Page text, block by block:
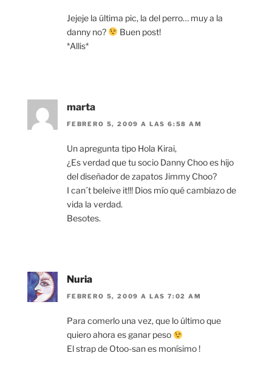
Jejeje la última pic, la del perro… muy a la
danny no?
Buen post!
*Allis*
marta
FEBRERO 5, 2009 A LAS 6:58 AM
Un apregunta tipo Hola Kirai,
¿Es verdad que tu socio Danny Choo es hijo
del diseñador de zapatos Jimmy Choo?
I can´t beleive it!!! Dios mío qué cambiazo de
vida la verdad.
Besotes.
Nuria
FEBRERO 5, 2009 A LAS 7:02 AM
Para comerlo una vez, que lo último que
quiero ahora es ganar peso
El strap de Otoo-san es monísimo !